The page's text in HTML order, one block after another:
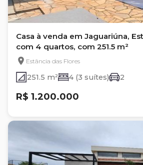
Casa à venda em Jaguariúna,
com 4 quartos, com 251.5 m²
Estância das Flores
251.5 m² 4 (3 suítes) 2
R$ 1.200.000